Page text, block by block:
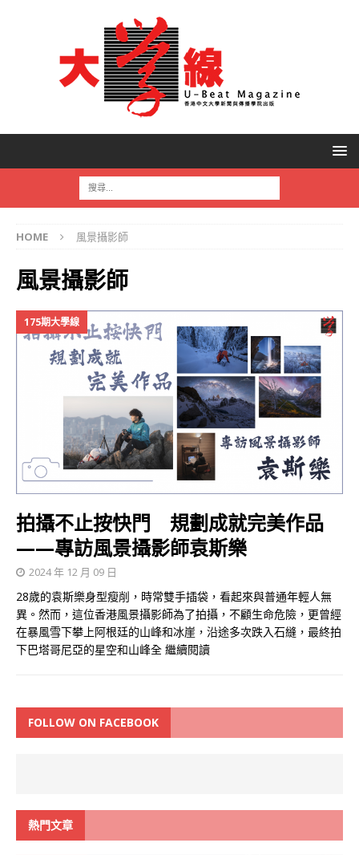
HOME 風景攝影師
風景攝影師
175期大學線
拍攝不止按快門 規劃成就完美作品
——專訪風景攝影師袁斯樂
2024 年 12 月 09 日
28歲的袁斯樂身型瘦削，時常雙手插袋，看起來與普通年輕人無
異。然而，這位香港風景攝影師為了拍攝，不顧生命危險，更曾經
在暴風雪下攀上阿根廷的山峰和冰崖，沿途多次跌入石縫，最終拍
下巴塔哥尼亞的星空和山峰全 繼續閱讀
FOLLOW ON FACEBOOK
熱門文章